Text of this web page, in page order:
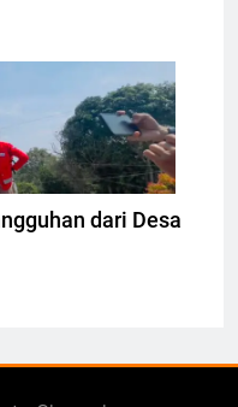
internet
Atep Maulana
dari Desa